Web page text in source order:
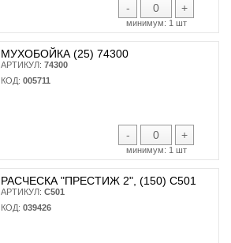
- +
минимум: 1 шт
МУХОБОЙКА (25) 74300
АРТИКУЛ: 74300
КОД: 005711
- +
минимум: 1 шт
РАСЧЕСКА "ПРЕСТИЖ 2", (150) С501
АРТИКУЛ: С501
КОД: 039426